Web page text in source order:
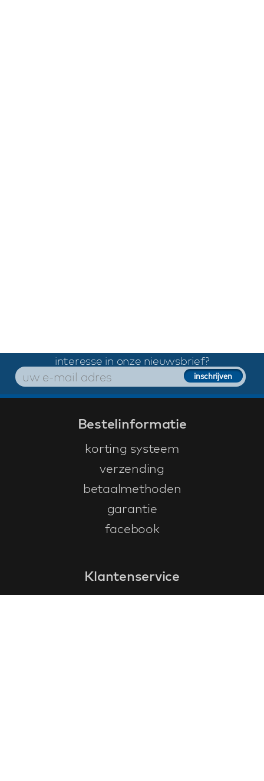
interesse in onze nieuwsbrief?
Bestelinformatie
korting systeem
verzending
betaalmethoden
garantie
facebook
Klantenservice
faq